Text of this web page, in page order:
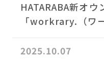
HATARABA新オウ
「workrary.（ワ
2025.10.07